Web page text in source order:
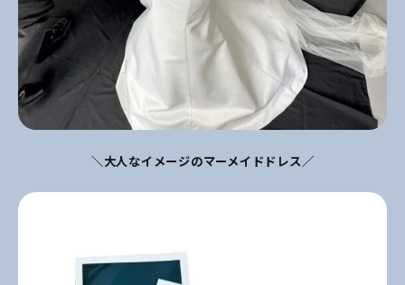
＼大人なイメージのマーメイドドレス／